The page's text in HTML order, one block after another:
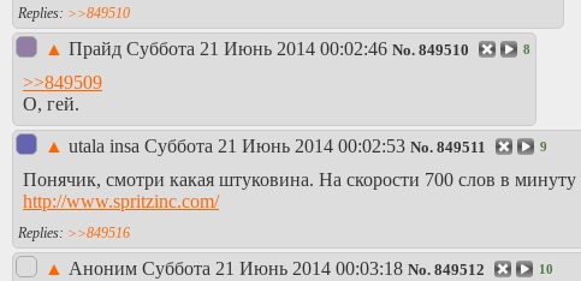
>>849510
▲ Прайд Суббота 21 Июнь 2014 00:02:46 No. 849510 8
>>849509
О, гей.
▲ utala insa Суббота 21 Июнь 2014 00:02:53 No. 849511 9
Понячик, смотри какая штуковина. На скорости 700 слов в
http://www.spritzinc.com/
>>849516
▲ Аноним Суббота 21 Июнь 2014 00:03:18 No. 849512 10